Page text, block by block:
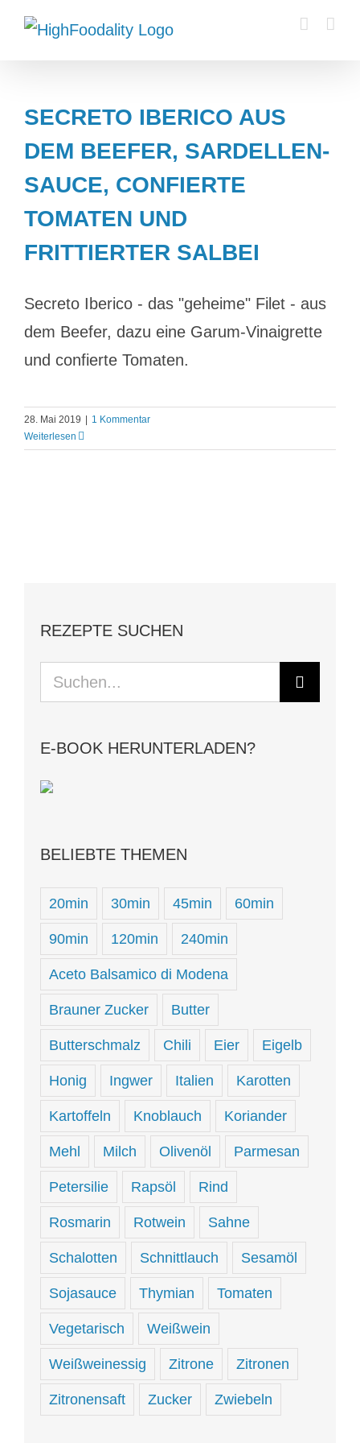
Zum
Inhalt
SECRETO IBERICO AUS
DEM BEEFER, SARDELLEN-
SAUCE, CONFIERTE
TOMATEN UND
FRITTIERTER SALBEI
Secreto Iberico - das "geheime" Filet - aus
dem Beefer, dazu eine Garum-Vinaigrette
und confierte Tomaten.
28. Mai 2019
1 Kommentar
Weiterlesen
REZEPTE SUCHEN
Suche
nach:
E-BOOK HERUNTERLADEN?
BELIEBTE THEMEN
20min 30min 45min 60min
90min 120min 240min
Aceto Balsamico di Modena
Brauner Zucker Butter
Butterschmalz Chili Eier Eigelb
Honig Ingwer Italien Karotten
Kartoffeln Knoblauch Koriander
Mehl Milch Olivenöl Parmesan
Petersilie Rapsöl Rind
Rosmarin Rotwein Sahne
Schalotten Schnittlauch Sesamöl
Sojasauce Thymian Tomaten
Vegetarisch Weißwein
Weißweinessig Zitrone Zitronen
Zitronensaft Zucker Zwiebeln